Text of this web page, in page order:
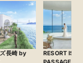
20大特典】海見
■開催時間■
■フェア内容■ 5
む15品フルコー
チャペルでの挙
験も♪ ■特典■ 来
長崎 by
RESORT